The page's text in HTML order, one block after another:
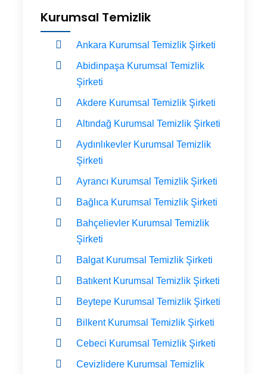
Kurumsal Temizlik
Ankara Kurumsal Temizlik Şirketi
Abidinpaşa Kurumsal Temizlik
Şirketi
Akdere Kurumsal Temizlik Şirketi
Altındağ Kurumsal Temizlik Şirketi
Aydınlıkevler Kurumsal Temizlik
Şirketi
Ayrancı Kurumsal Temizlik Şirketi
Bağlıca Kurumsal Temizlik Şirketi
Bahçelievler Kurumsal Temizlik
Şirketi
Balgat Kurumsal Temizlik Şirketi
Batıkent Kurumsal Temizlik Şirketi
Beytepe Kurumsal Temizlik Şirketi
Bilkent Kurumsal Temizlik Şirketi
Cebeci Kurumsal Temizlik Şirketi
Cevizlidere Kurumsal Temizlik